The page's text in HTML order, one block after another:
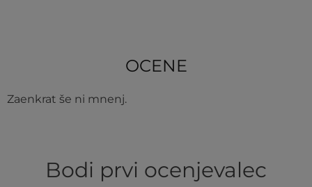
OCENE
Zaenkrat še ni mnenj.
Bodi prvi ocenjevalec